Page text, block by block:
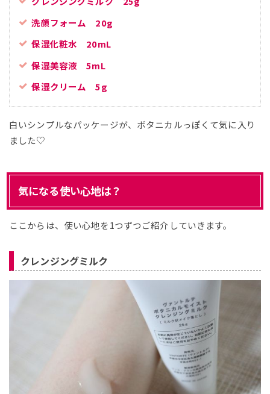
洗顔フォーム 20g
保湿化粧水 20mL
保湿美容液 5mL
保湿クリーム 5g
白いシンプルなパッケージが、ボタニカルっぽくて気に入り
ました♡
気になる使い心地は？
ここからは、使い心地を1つずつご紹介していきます。
クレンジングミルク